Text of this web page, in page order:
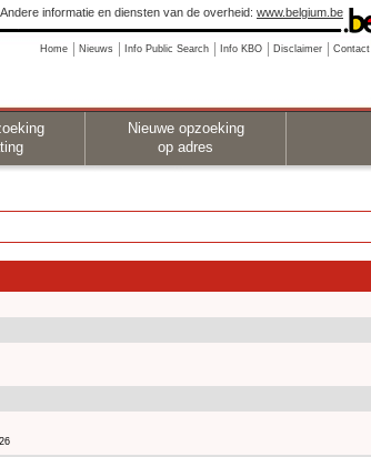
Andere informatie en diensten van de overheid: www.belgium.be
Home Nieuws Info Public Search Info KBO Disclaimer Contact
Nieuwe opzoeking
op adres